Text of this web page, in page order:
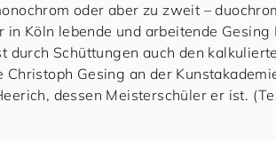
oder aber zu zweit –
Köln lebende und arbeitende Gesing
durch Schüttungen auch den
Gesing an der
dessen Meisterschüler er ist.